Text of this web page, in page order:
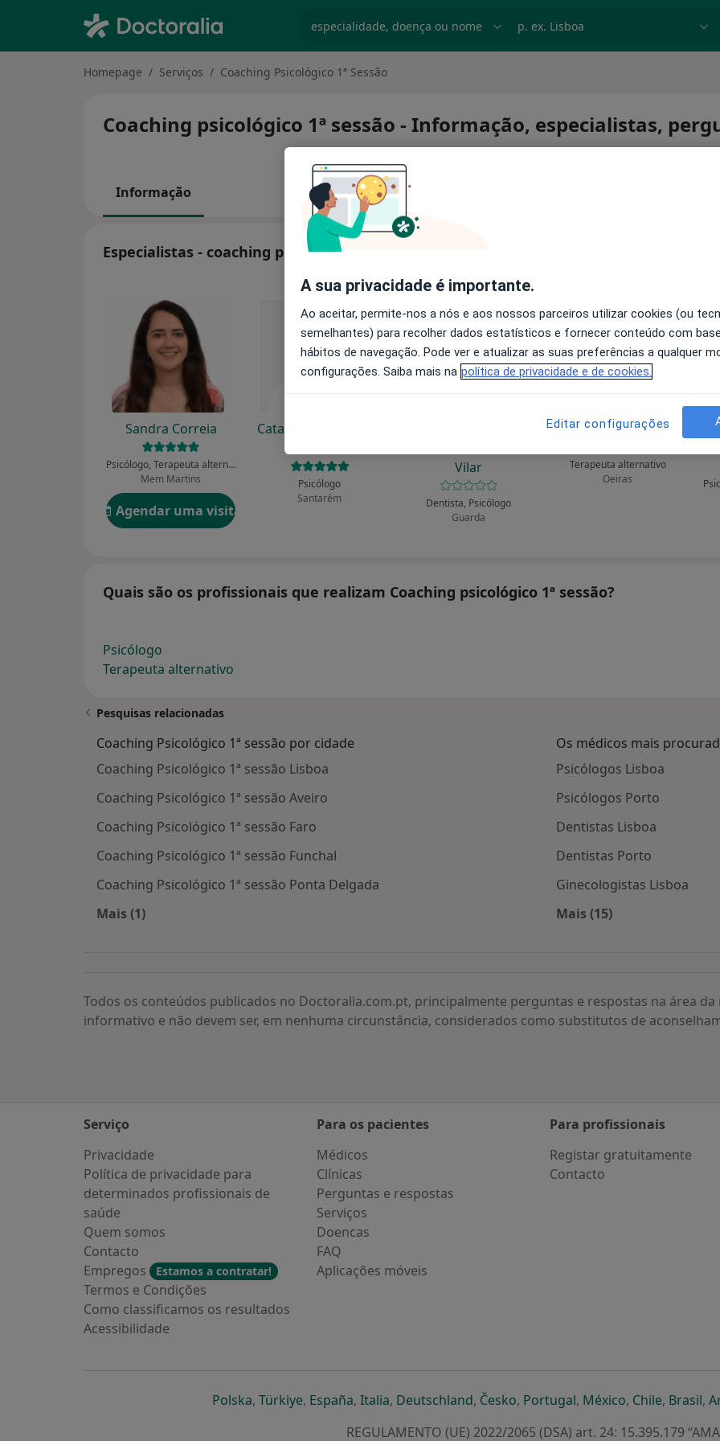
Homepage Serviços Coaching Psicológico 1ª Sessão
Coaching psicológico 1ª sessão - Informação, especialistas,
Informação
Especialistas - coaching psicológico 1ª sessão
Sandra Correia
Psicólogo, Terapeuta alternativo
Mem Martins
Agendar uma visita
Catarina I Bernardes
Psicólogo
Santarém
Vilar
Dentista, Psicólogo
Guarda
Xavier Anton
Terapeuta alternativo
Oeiras
Quais são os profissionais que realizam Coaching psicológico 1ª sessão?
Psicólogo
Terapeuta alternativo
Pesquisas relacionadas
Coaching Psicológico 1ª sessão por cidade
Coaching Psicológico 1ª sessão Lisboa
Coaching Psicológico 1ª sessão Aveiro
Coaching Psicológico 1ª sessão Faro
Coaching Psicológico 1ª sessão Funchal
Coaching Psicológico 1ª sessão Ponta Delgada
Mais (1)
Os médicos mais
Psicólogos Lisboa
Psicólogos Porto
Dentistas Lisboa
Dentistas Porto
Ginecologistas Lisboa
Mais (15)
Todos os conteúdos publicados no Doctoralia.com.pt, principalmente perguntas e respostas na área
informativo e não devem ser, em nenhuma circunstância, considerados como substitutos de
Serviço
Privacidade
Política de privacidade para
determinados profissionais de
saúde
Quem somos
Contacto
Empregos
Estamos a contratar!
Termos e Condições
Como classificamos os resultados
Acessibilidade
Para os pacientes
Médicos
Clínicas
Perguntas e respostas
Serviços
Doencas
FAQ
Aplicações móveis
Para profissionais
Registar gratuitamente
Contacto
Polskaabre num novo separador
, Türkiyeabre num novo separador
, Españaabre num novo separador
, Italiaabre num novo separador
, Deutschlandabre num novo separador
, Českoabre num novo separador
, Portugalabre num novo
, Méxicoabre num
, Chileabre
, Brasil,
REGULAMENTO (UE) 2022/2065 (DSA) art. 24: 15.395.179
A sua privacidade é importante.
Ao aceitar, permite-nos a nós e aos nossos parceiros utilizar cookies (ou
semelhantes) para recolher dados estatísticos e fornecer conteúdo com
hábitos de navegação. Pode ver e atualizar as suas preferências a qualquer
configurações. Saiba mais na política de privacidade e de cookies.
Editar configurações